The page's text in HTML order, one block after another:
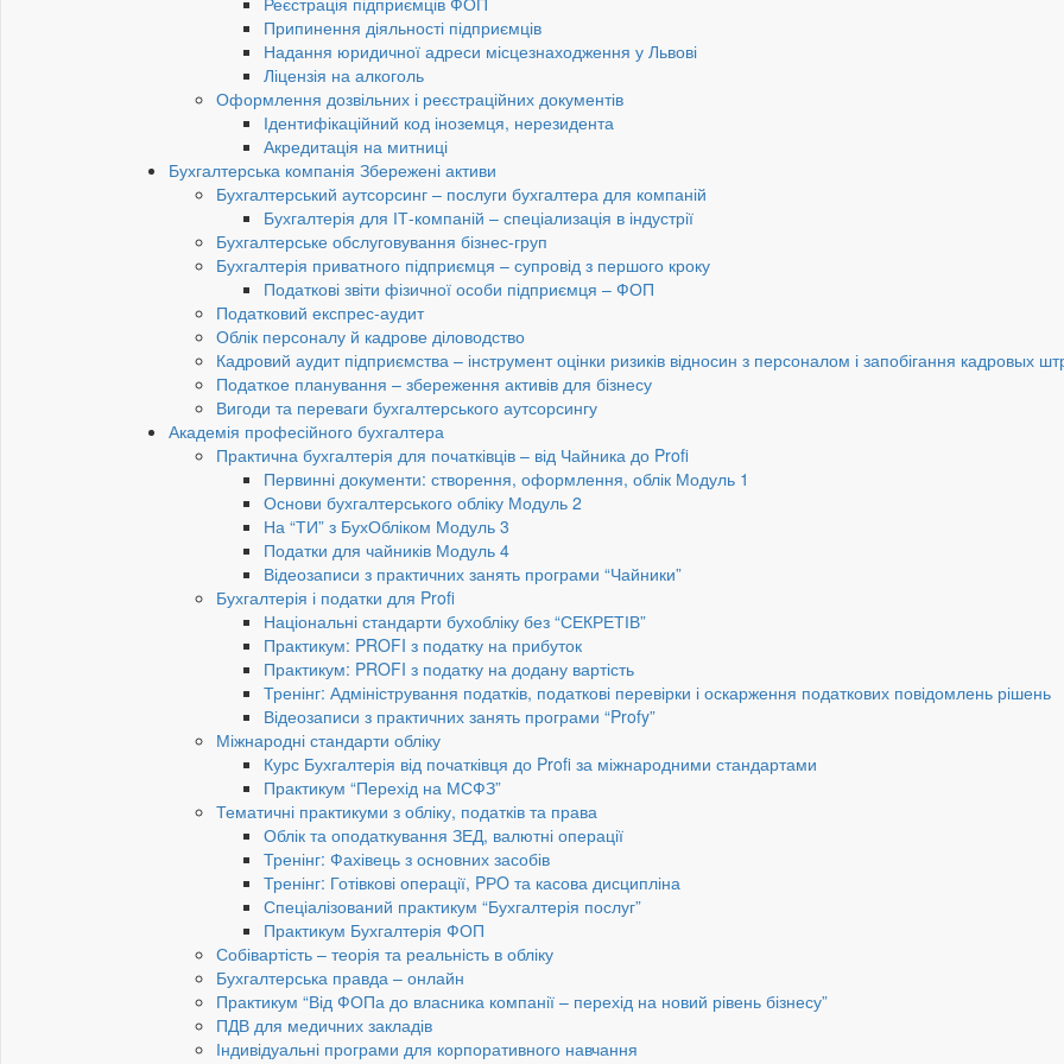
Припинення діяльності підприємців
Надання юридичної адреси місцезнаходження у Львові
Ліцензія на алкоголь
Оформлення дозвільних і реєстраційних документів
Ідентифікаційний код іноземця, нерезидента
Акредитація на митниці
Бухгалтерська компанія Збережені активи
Бухгалтерський аутсорсинг – послуги бухгалтера для компаній
Бухгалтерія для ІТ-компаній – спеціализація в індустрії
Бухгалтерське обслуговування бізнес-груп
Бухгалтерія приватного підприємця – супровід з першого кроку
Податкові звіти фізичної особи підприємця – ФОП
Податковий експрес-аудит
Облік персоналу й кадрове діловодство
Кадровий аудит підприємства – інструмент оцінки ризиків відносин з персоналом і запобігання кадровых
Податкое планування – збереження активів для бізнесу
Вигоди та переваги бухгалтерського аутсорсингу
Академія професійного бухгалтера
Практична бухгалтерія для початківців – від Чайника до Profi
Первинні документи: створення, оформлення, облік Модуль 1
Основи бухгалтерського обліку Модуль 2
На “ТИ” з БухОбліком Модуль 3
Податки для чайників Модуль 4
Відеозаписи з практичних занять програми “Чайники”
Бухгалтерія і податки для Profi
Національні стандарти бухобліку без “СЕКРЕТІВ”
Практикум: PROFI з податку на прибуток
Практикум: PROFI з податку на додану вартість
Тренінг: Адміністрування податків, податкові перевірки і оскарження податкових повідомлень рішень
Відеозаписи з практичних занять програми “Profy”
Міжнародні стандарти обліку
Курс Бухгалтерія від початківця до Profi за міжнародними стандартами
Практикум “Перехід на МСФЗ”
Тематичні практикуми з обліку, податків та права
Облік та оподаткування ЗЕД, валютні операції
Тренінг: Фахівець з основних засобів
Тренінг: Готівкові операції, PРO та касова дисципліна
Спеціалізований практикум “Бухгалтерія послуг”
Практикум Бухгалтерія ФОП
Собівартість – теорія та реальність в обліку
Бухгалтерська правда – онлайн
Практикум “Від ФОПа до власника компанії – перехід на новий рівень бізнесу”
ПДВ для медичних закладів
Індивідуальні програми для корпоративного навчання